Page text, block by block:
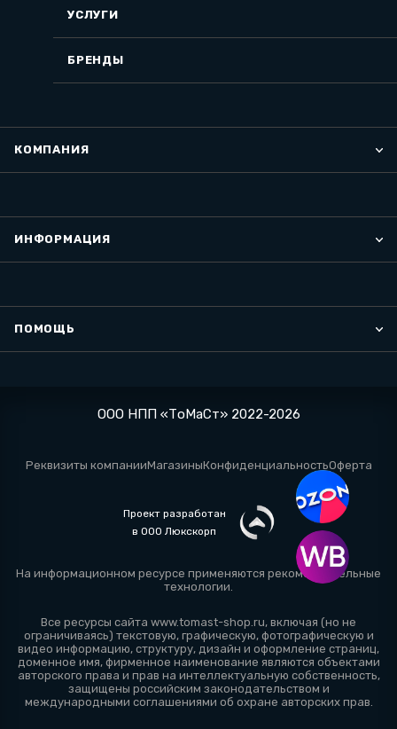
УСЛУГИ
БРЕНДЫ
КОМПАНИЯ
ИНФОРМАЦИЯ
ПОМОЩЬ
ООО НПП «ТоМаСт» 2022-2026
Реквизиты компанииМагазиныКонфиденциальностьОферта
Проект разработан
в ООО Люкскорп
На информационном ресурсе применяются рекомендательные
технологии.
Все ресурсы сайта www.tomast-shop.ru, включая (но не
ограничиваясь) текстовую, графическую, фотографическую и
видео информацию, структуру, дизайн и оформление страниц,
доменное имя, фирменное наименование являются объектами
авторского права и прав на интеллектуальную собственность,
защищены российским законодательством и
международными соглашениями об охране авторских прав.